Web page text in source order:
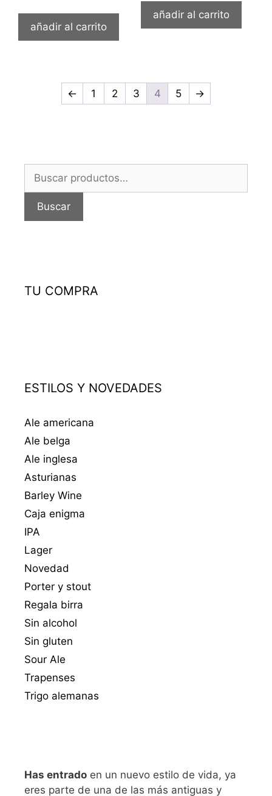
añadir al carrito
añadir al carrito
← 1 2 3 4 5 →
Buscar
Buscar
TU COMPRA
ESTILOS Y NOVEDADES
Ale americana
Ale belga
Ale inglesa
Asturianas
Barley Wine
Caja enigma
IPA
Lager
Novedad
Porter y stout
Regala birra
Sin alcohol
Sin gluten
Sour Ale
Trapenses
Trigo alemanas
Has entrado en un nuevo estilo de vida, ya
eres parte de una de las más antiguas y